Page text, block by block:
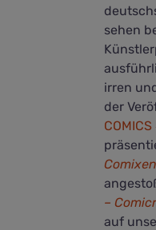
sehen
irren
der
COMICS
–
auf